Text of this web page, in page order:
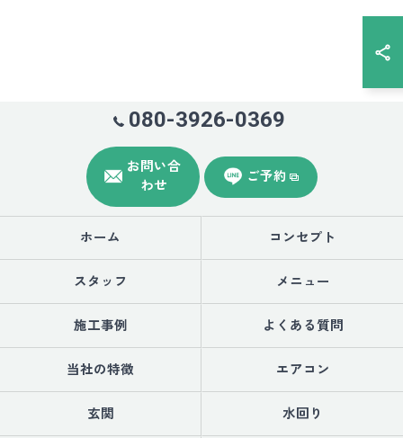
080-3926-0369
お問い合
わせ
ご予約
ホーム コンセプト
スタッフ メニュー
施工事例 よくある質問
当社の特徴 エアコン
玄関 水回り